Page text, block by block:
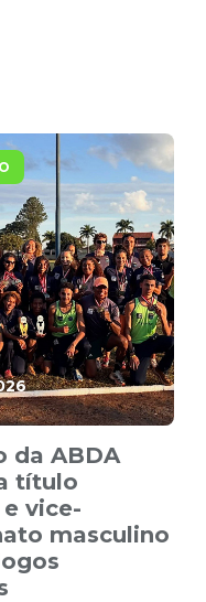
da ABDA
título
vice-
masculino